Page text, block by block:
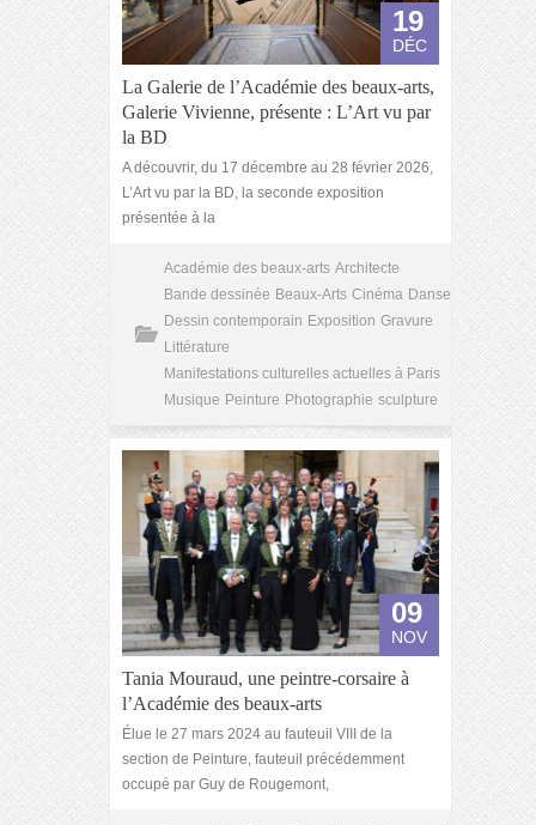
19
DÉC
La Galerie de l’Académie des beaux-arts,
Galerie Vivienne, présente : L’Art vu par
la BD
A découvrir, du 17 décembre au 28 février 2026,
L’Art vu par la BD, la seconde exposition
présentée à la
Académie des beaux-arts Architecte
Bande dessinée Beaux-Arts Cinéma Danse
Dessin contemporain Exposition Gravure
Littérature
Manifestations culturelles actuelles à Paris
Musique Peinture Photographie sculpture
09
NOV
Tania Mouraud, une peintre-corsaire à
l’Académie des beaux-arts
Élue le 27 mars 2024 au fauteuil VIII de la
section de Peinture, fauteuil précédemment
occupé par Guy de Rougemont,